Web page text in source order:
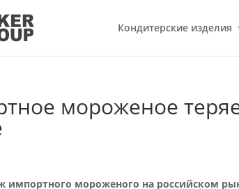
Кондитерcкие изделия
мороженое
импортного мороженого на российском